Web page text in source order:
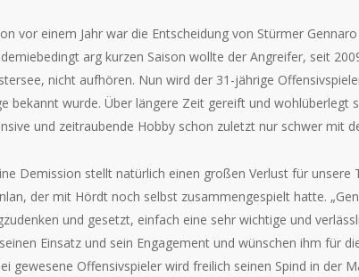
vor einem Jahr war die Entscheidung von Stürmer
arg kurzen Saison wollte der Angreifer, seit
nicht aufhören. Nun wird der 31-jährige
bekannt wurde. Über längere Zeit gereift und wohlüberlegt
und zeitraubende Hobby schon zuletzt nur schwer mit
Demission stellt natürlich einen großen Verlust für
der mit Hördt noch selbst zusammengespielt hatte.
und gesetzt, einfach eine sehr wichtige und
Einsatz und sein Engagement und wünschen ihm für
gewesene Offensivspieler wird freilich seinen Spind in der